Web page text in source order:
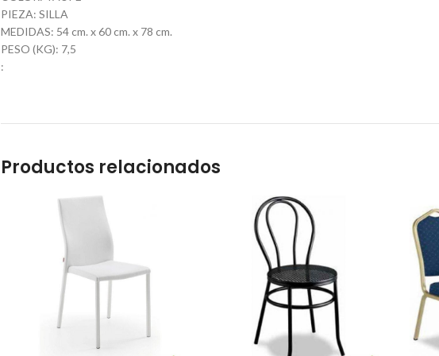
PIEZA: SILLA
MEDIDAS: 54 cm. x 60 cm. x 78 cm.
PESO (KG): 7,5
:
Productos relacionados